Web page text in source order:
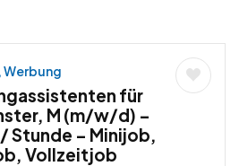
für
M (m/w/d) –
Stunde – Minijob,
Vollzeitjob